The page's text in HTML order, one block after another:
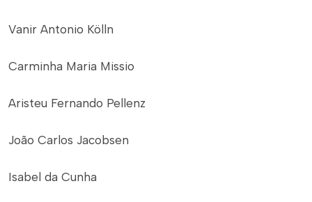
Vanir Antonio Kölln
Carminha Maria Missio
Aristeu Fernando Pellenz
João Carlos Jacobsen
Isabel da Cunha